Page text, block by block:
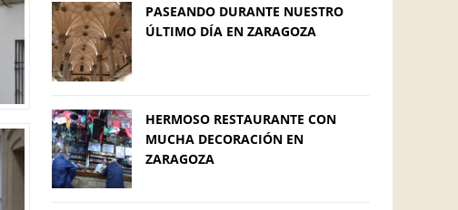
PASEANDO DURANTE NUESTRO
ÚLTIMO DÍA EN ZARAGOZA
HERMOSO RESTAURANTE CON
MUCHA DECORACIÓN EN
ZARAGOZA